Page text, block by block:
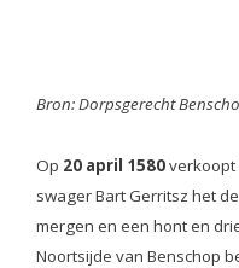
Bron: Dorpsgerecht
Op 20 april 1580verkoopt
swager Bart Gerritsz het
mergen en een hont en
Noortsijde van Benschop